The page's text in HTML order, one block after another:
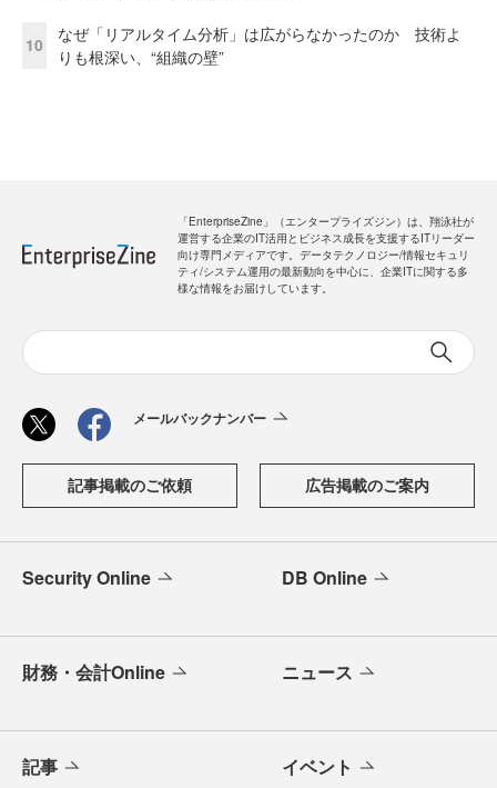
10
なぜ「リアルタイム分析」は広がらなかったのか 技術よ
りも根深い、“組織の壁”
「EnterpriseZine」（エンタープライズジン）は、翔泳社が
運営する企業のIT活用とビジネス成長を支援するITリーダー
向け専門メディアです。データテクノロジー/情報セキュリ
ティ/システム運用の最新動向を中心に、企業ITに関する多
様な情報をお届けしています。
メールバックナンバー
記事掲載のご依頼 広告掲載のご案内
Security Online DB Online
財務・会計Online ニュース
記事 イベント